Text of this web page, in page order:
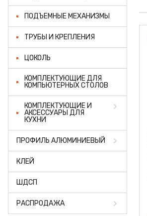
ПОДЪЕМНЫЕ МЕХАНИЗМЫ
ТРУБЫ И КРЕПЛЕНИЯ
ЦОКОЛЬ
КОМПЛЕКТУЮЩИЕ ДЛЯ
КОМПЬЮТЕРНЫХ СТОЛОВ
КОМПЛЕКТУЮЩИЕ И
АКСЕССУАРЫ ДЛЯ
КУХНИ
ПРОФИЛЬ АЛЮМИНИЕВЫЙ
КЛЕЙ
ШДСП
РАСПРОДАЖА